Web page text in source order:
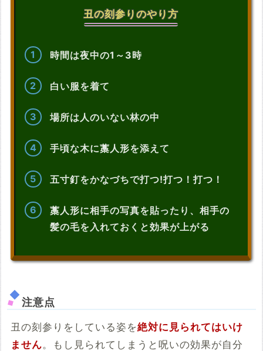
丑の刻参りのやり方
時間は夜中の1～3時
白い服を着て
場所は人のいない林の中
手頃な木に藁人形を添えて
五寸釘をかなづちで打つ!打つ！打つ！
藁人形に相手の写真を貼ったり、相手の
髪の毛を入れておくと効果が上がる
注意点
丑の刻参りをしている姿を絶対に見られてはいけ
ません。もし見られてしまうと呪いの効果が自分